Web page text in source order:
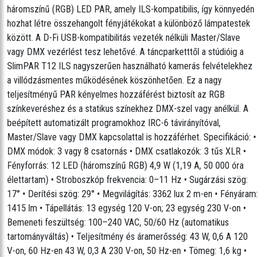
• Méret: 8,8 x 8,8 x 9,7 hüvelyk (224,5 x 225,5 x 246 mm)
• Konzolrögzítő furat: 13 mm
• Opcionális vezérlők: IRC=6
háromszínű (RGB) LED PAR, amely ILS-kompatibilis, így könnyedén
hozhat létre összehangolt fényjátékokat a különböző lámpatestek
között. A D-Fi USB-kompatibilitás vezeték nélküli Master/Slave
vagy DMX vezérlést tesz lehetővé. A táncparketttől a stúdióig a
SlimPAR T12 ILS nagyszerűen használható kamerás felvételekhez
a villódzásmentes működésének köszönhetően. Ez a nagy
teljesítményű PAR kényelmes hozzáférést biztosít az RGB
színkeveréshez és a statikus színekhez DMX-szel vagy anélkül. A
beépített automatizált programokhoz IRC-6 távirányítóval,
Master/Slave vagy DMX kapcsolattal is hozzáférhet. Specifikáció: •
DMX módok: 3 vagy 8 csatornás • DMX csatlakozók: 3 tűs XLR •
Fényforrás: 12 LED (háromszínű RGB) 4,9 W (1,19 A, 50 000 óra
élettartam) • Stroboszkóp frekvencia: 0–11 Hz • Sugárzási szög:
17° • Derítési szög: 29° • Megvilágítás: 3362 lux 2 m-en • Fényáram:
1415 lm • Tápellátás: 13 egység 120 V-on; 23 egység 230 V-on •
Bemeneti feszültség: 100–240 VAC, 50/60 Hz (automatikus
tartományváltás) • Teljesítmény és áramerősség: 43 W, 0,6 A 120
V-on, 60 Hz-en 43 W, 0,3 A 230 V-on, 50 Hz-en • Tömeg: 1,6 kg •